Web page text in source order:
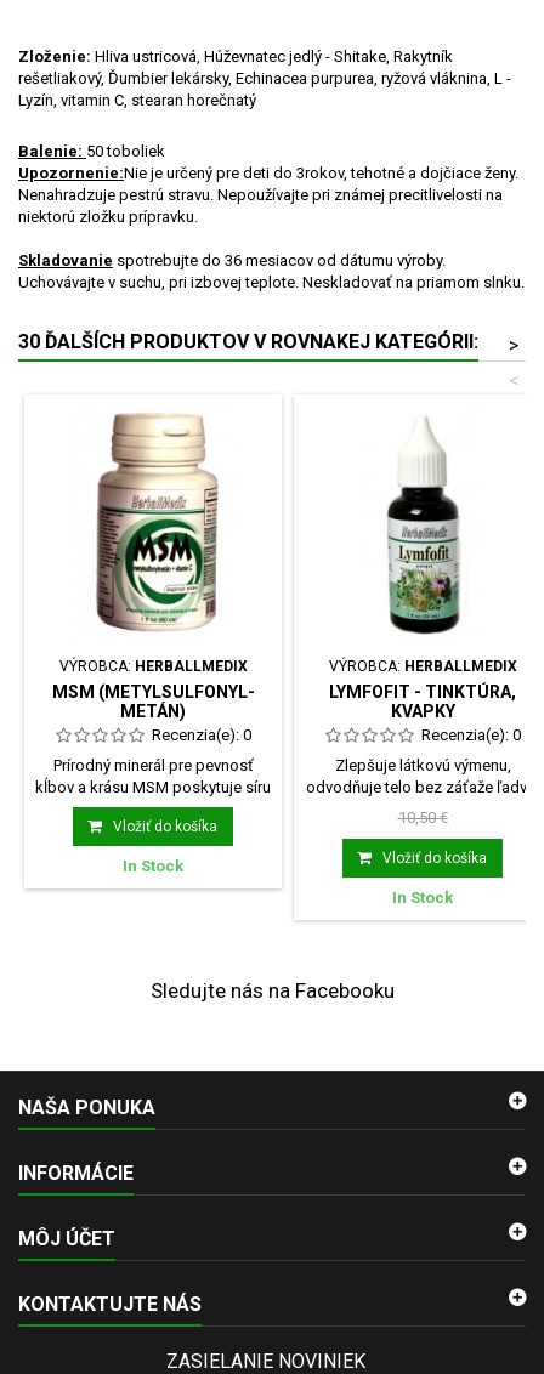
Zloženie: Hliva ustricová, Húževnatec jedlý - Shitake, Rakytník
rešetliakový, Ďumbier lekársky, Echinacea purpurea, ryžová vláknina, L -
Lyzín, vitamin C, stearan horečnatý
Balenie: 50 toboliek
Upozornenie:Nie je určený pre deti do 3rokov, tehotné a dojčiace ženy.
Nenahradzuje pestrú stravu. Nepoužívajte pri známej precitlivelosti na
niektorú zložku prípravku.
Skladovanie spotrebujte do 36 mesiacov od dátumu výroby.
Uchovávajte v suchu, pri izbovej teplote. Neskladovať na priamom slnku.
30 ĎALŠÍCH PRODUKTOV V ROVNAKEJ KATEGÓRII:
>
<
VÝROBCA: HERBALLMEDIX
MSM (METYLSULFONYL­
METÁN)
Recenzia(e): 0
Prírodný minerál pre pevnosť
kĺbov a krásu MSM poskytuje síru
na tvorbu...
Vložiť do košíka
In Stock
VÝROBCA: HERBALLMEDIX
LYMFOFIT - TINKTÚRA,
KVAPKY
Recenzia(e): 0
Zlepšuje látkovú výmenu,
odvodňuje telo bez záťaže ľadvin
podporuje odvod...
10,50 €
Vložiť do košíka
In Stock
Sledujte nás na Facebooku
NAŠA PONUKA
INFORMÁCIE
MÔJ ÚČET
KONTAKTUJTE NÁS
ZASIELANIE NOVINIEK